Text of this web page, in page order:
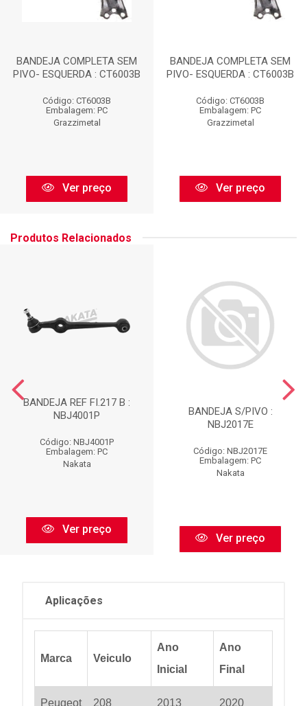
BANDEJA COMPLETA SEM
PIVO- ESQUERDA : CT6003B
Código: CT6003B
Embalagem: PC
Grazzimetal
Ver preço
BANDEJA COMPLETA SEM
PIVO- ESQUERDA : CT6003B
Código: CT6003B
Embalagem: PC
Grazzimetal
Ver preço
Produtos Relacionados
BANDEJA REF FI.217 B :
NBJ4001P
Código: NBJ4001P
Embalagem: PC
Nakata
Ver preço
BANDEJA S/PIVO :
NBJ2017E
Código: NBJ2017E
Embalagem: PC
Nakata
Ver preço
Aplicações
Marca Veiculo
Ano
Inicial
Ano
Final
Peugeot 208 2013 2020